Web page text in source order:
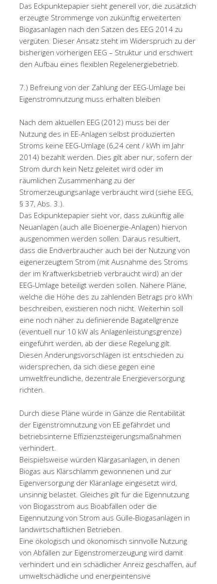
Das Eckpunktepapier sieht generell vor, die zusätzlich
erzeugte Strommenge von zukünftig erweiterten
Biogasanlagen nach den Sätzen des EEG 2014 zu
vergüten. Dieser Ansatz steht im Widerspruch zu der
bisherigen vorherigen EEG – Struktur und erschwert
den Aufbau eines flexiblen Regelenergiebetrieb.
7.) Befreiung von der Zahlung der EEG-Umlage bei
Eigenstromnutzung muss erhalten bleiben
Nach dem aktuellen EEG (2012) muss bei der
Nutzung des in EE-Anlagen selbst produzierten
Stroms keine EEG-Umlage (6,24 cent / kWh im Jahr
2014) bezahlt werden. Dies gilt aber nur, sofern der
Strom durch kein Netz geleitet wird oder im
räumlichen Zusammenhang zu der
Stromerzeugungsanlage verbraucht wird (siehe EEG,
§ 37, Abs. 3.).
Das Eckpunktepapier sieht vor, dass zukünftig alle
Neuanlagen (auch alle Bioenergie-Anlagen) hiervon
ausgenommen werden sollen. Daraus resultiert,
dass die Endverbraucher auch bei der Nutzung von
eigenerzeugtem Strom (mit Ausnahme des Stroms
der im Kraftwerksbetrieb verbraucht wird) an der
EEG-Umlage beteiligt werden sollen. Nähere Pläne,
welche die Höhe des zu zahlenden Betrags pro kWh
beschreiben, existieren noch nicht. Weiterhin soll
eine noch näher zu definierende Bagatellgrenze
(eventuell nur 10 kW als Anlagenleistungsgrenze)
eingeführt werden, ab der diese Regelung gilt.
Diesen Änderungsvorschlägen ist entschieden zu
widersprechen, da sich diese gegen eine
umweltfreundliche, dezentrale Energieversorgung
richten.
Durch diese Pläne würde in Gänze die Rentabilität
der Eigenstromnutzung von EE gefährdet und
betriebsinterne Effizienzsteigerungsmaßnahmen
verhindert.
Beispielsweise würden Klärgasanlagen, in denen
Biogas aus Klärschlamm gewonnenen und zur
Eigenversorgung der Kläranlage eingesetzt wird,
unsinnig belastet. Gleiches gilt für die Eigennutzung
von Biogasstrom aus Bioabfällen oder die
Eigennutzung von Strom aus Gülle-Biogasanlagen in
landwirtschaftlichen Betrieben.
Eine ökologisch und ökonomisch sinnvolle Nutzung
von Abfällen zur Eigenstromerzeugung wird damit
verhindert und ein schädlicher Anreiz geschaffen, auf
umweltschädliche und energieintensive